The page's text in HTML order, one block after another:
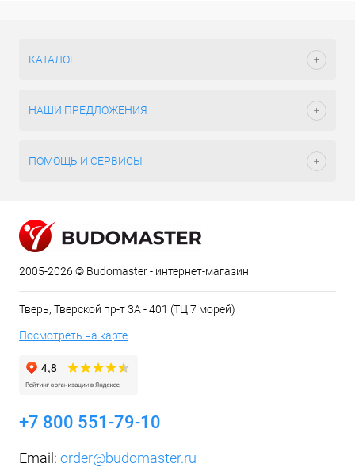
КАТАЛОГ
НАШИ ПРЕДЛОЖЕНИЯ
ПОМОЩЬ И СЕРВИСЫ
2005-2026 © Budomaster - интернет-магазин
Тверь, Тверской пр-т 3А - 401 (ТЦ 7 морей)
Посмотреть на карте
+7 800 551-79-10
Email: order@budomaster.ru